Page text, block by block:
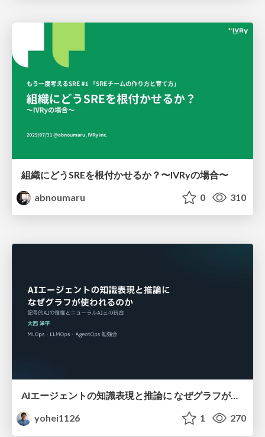
組織にどうSREを根付かせるか？〜IVRyの場合〜
abnoumaru
0 310
AIエージェントの知識表現と推論に なぜグラフが使われるのか - 記号的AIの復権とニューラルAIとの統合
yohei1126
1 270